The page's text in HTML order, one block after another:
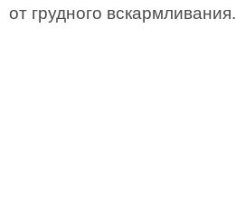
от грудного вскармливания.